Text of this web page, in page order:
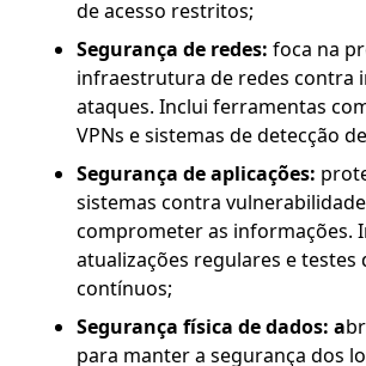
de acesso restritos;
Segurança de redes: foca na
infraestrutura de redes contra
ataques. Inclui ferramentas
VPNs e sistemas de detecção
Segurança de aplicações:
sistemas contra
comprometer as informações.
atualizações regulares e testes
contínuos;
Segurança física de dados: a
para manter a segurança dos